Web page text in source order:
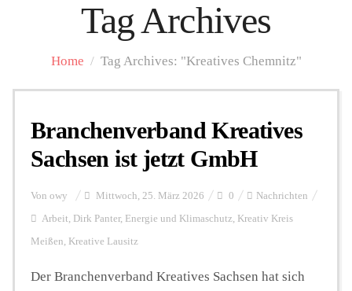
Nachrichten
Personalien
Hintergrund
FUNKTURM-Beiträge
Tag Archives
Home / Tag Archives: "Kreatives Chemnitz"
Branchenverband Kreatives
Sachsen ist jetzt GmbH
Von owy Mittwoch, 25. März 2026 0 Nachrichten
Arbeit, Dirk Panter, Energie und Klimaschutz, Kreativ Kreis
Meißen, Kreative Lausitz
Der Branchenverband Kreatives Sachsen hat sich